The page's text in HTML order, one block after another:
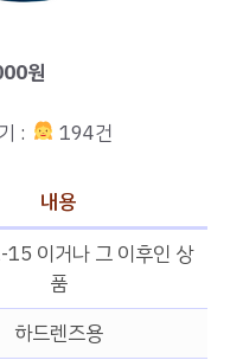
원
: 194건
내용
이거나 그 이후인 상
품
하드렌즈용